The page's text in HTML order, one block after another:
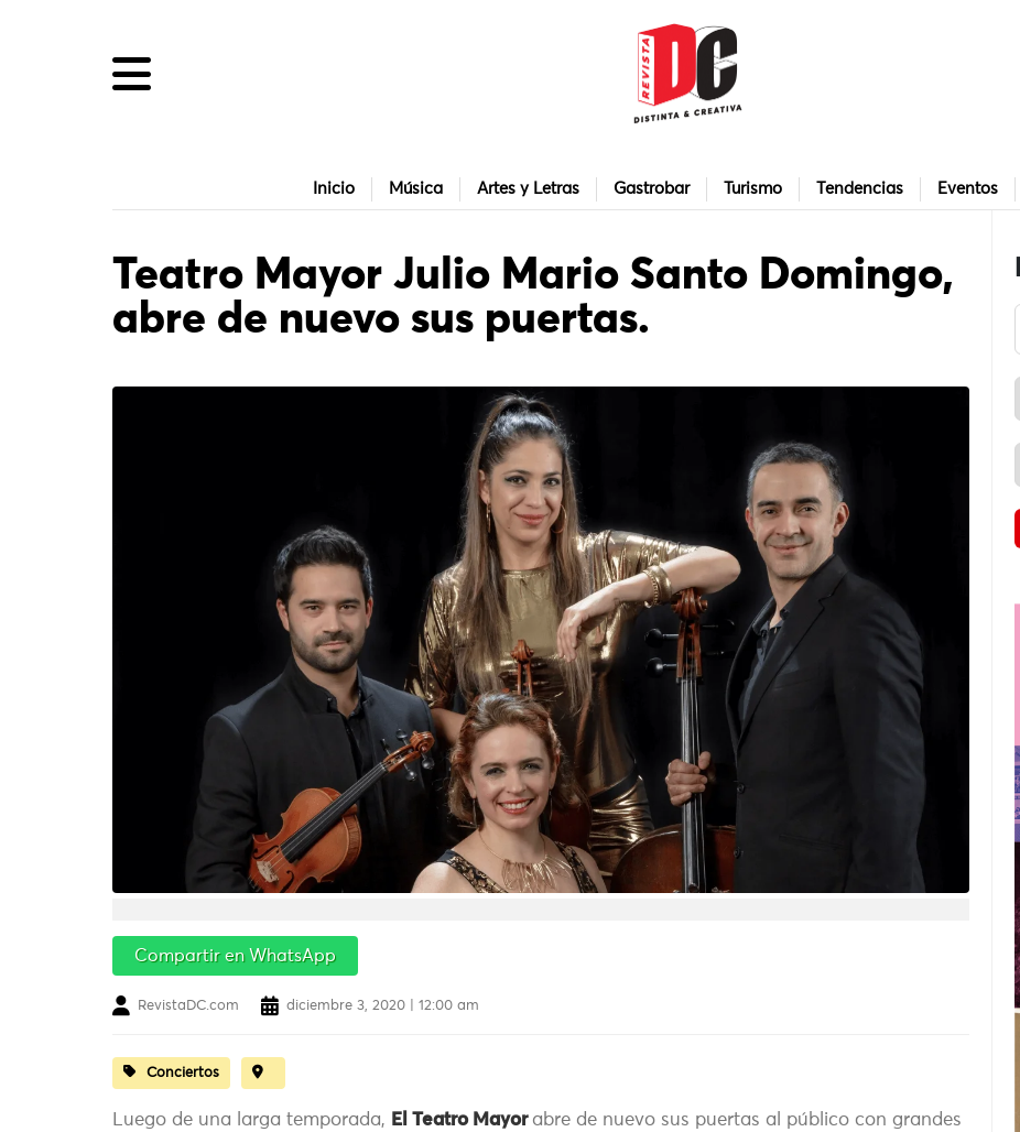
Inicio Música Artes y Letras Gastrobar Turismo Tendencias Eventos
Teatro Mayor Julio Mario Santo Domingo,
abre de nuevo sus puertas.
Compartir en WhatsApp
RevistaDC.com diciembre 3, 2020 | 12:00 am
Conciertos
Luego de una larga temporada, El Teatro Mayor abre de nuevo sus puertas al público con grandes